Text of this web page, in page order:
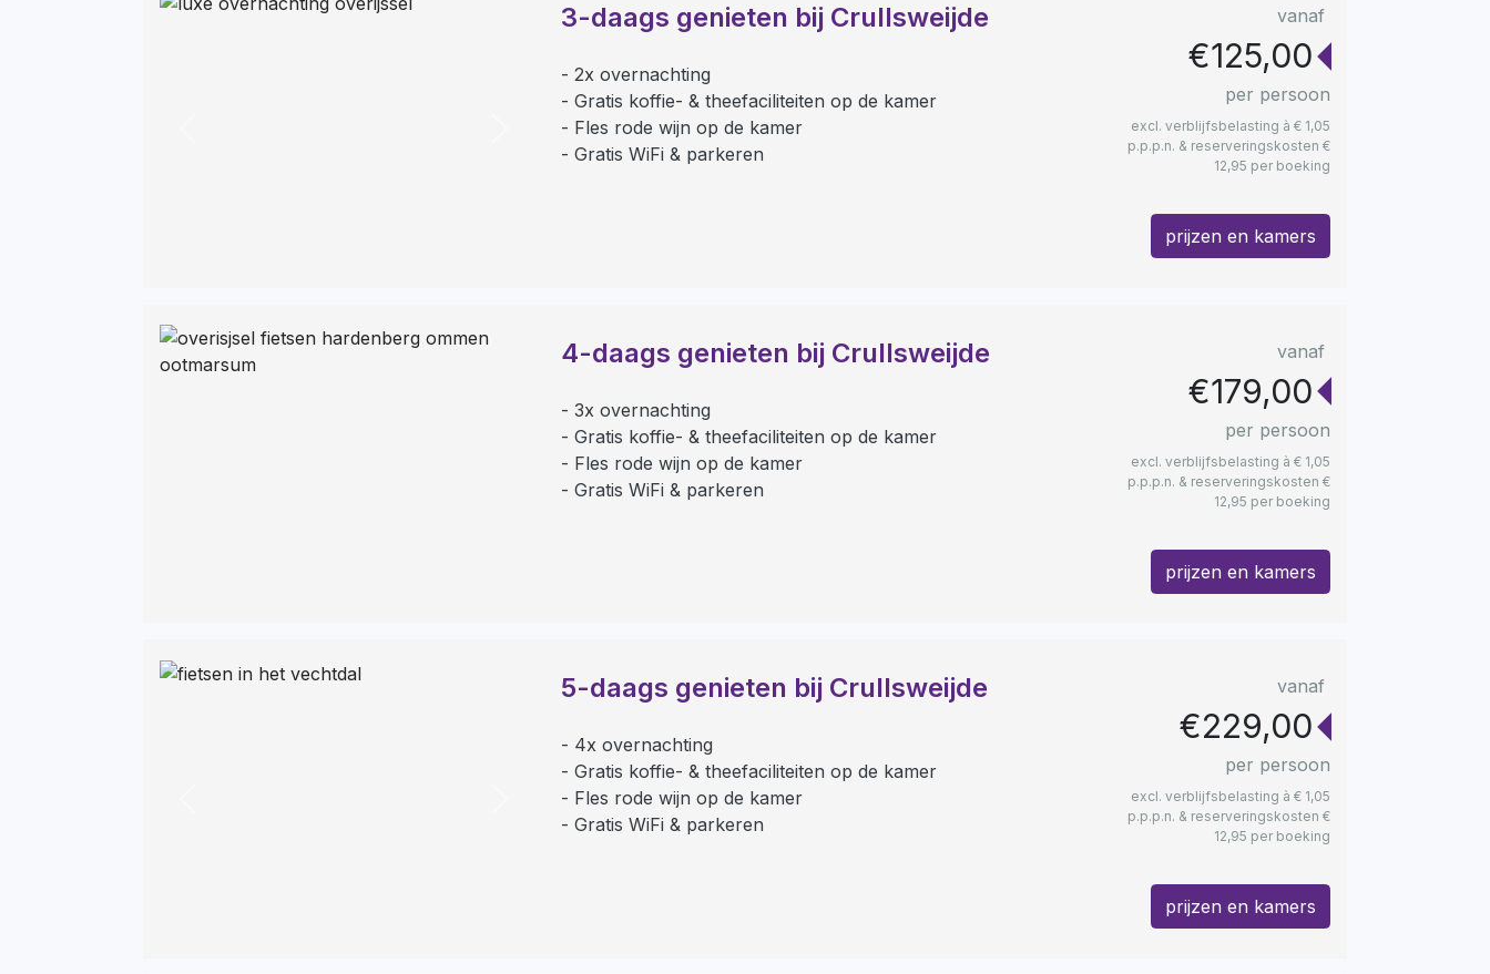
3-daags genieten bij Crullsweijde
2x overnachting
Gratis koffie- & theefaciliteiten op de kamer
Fles rode wijn op de kamer
Gratis WiFi & parkeren
vanaf
€125,00
per persoon
excl. verblijfsbelasting à € 1,05
p.p.p.n. & reserveringskosten €
12,95 per boeking
prijzen en kamers
4-daags genieten bij Crullsweijde
3x overnachting
Gratis koffie- & theefaciliteiten op de kamer
Fles rode wijn op de kamer
Gratis WiFi & parkeren
vanaf
€179,00
per persoon
excl. verblijfsbelasting à € 1,05
p.p.p.n. & reserveringskosten €
12,95 per boeking
prijzen en kamers
5-daags genieten bij Crullsweijde
4x overnachting
Gratis koffie- & theefaciliteiten op de kamer
Fles rode wijn op de kamer
Gratis WiFi & parkeren
vanaf
€229,00
per persoon
excl. verblijfsbelasting à € 1,05
p.p.p.n. & reserveringskosten €
12,95 per boeking
prijzen en kamers